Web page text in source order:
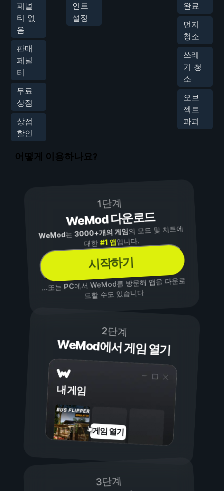
페널
티 없
음
판매
페널
티
무료
상점
상점
할인
인트
설정
완료
먼지
청소
쓰레
기 청
소
오브
젝트
파괴
어떻게 이용하나요?
1단계
WeMod 다운로드
WeMod는3000+개의 게임의 모드 및 치트에
대한#1 앱입니다.
시작하기
...또는PC에서 WeMod를 방문해 앱을 다운로
드할 수도 있습니다
2단계
WeMod에서 게임 열기
내 게임
게임 열기
3단계